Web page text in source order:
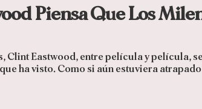
Piensa Que Los
Clint Eastwood, entre película y película,
ha visto. Como si aún estuviera